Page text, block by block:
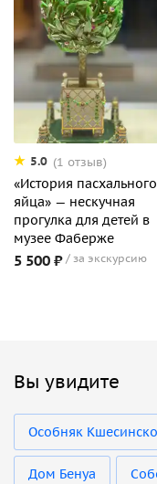
5.0 (1 отзыв)
«История пасхального
яйца» — нескучная
прогулка для детей в
музее Фаберже
5 500 ₽ за экскурсию
Вы увидите
Особняк
Дом Бенуа